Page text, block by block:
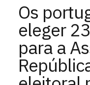
Os
eleger
para a